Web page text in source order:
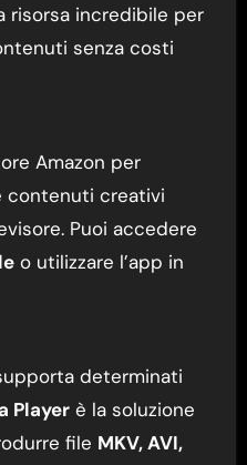
risorsa incredibile per
senza costi
Amazon per
contenuti creativi
Puoi accedere
o utilizzare l’app in
determinati
Playerè la soluzione
file MKV, AVI,